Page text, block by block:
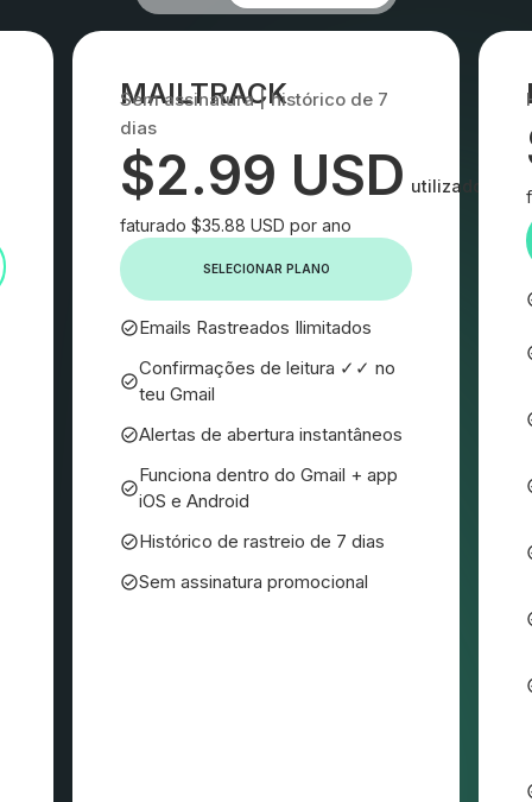
MAILTRACK
Sem assinatura | histórico de 7
dias
$2.99 USD utilizador/mês
faturado $35.88 USD por ano
SELECIONAR PLANO
Emails Rastreados Ilimitados
Confirmações de leitura ✓✓ no
teu Gmail
Alertas de abertura instantâneos
Funciona dentro do Gmail + app
iOS e Android
Histórico de rastreio de 7 dias
Sem assinatura promocional